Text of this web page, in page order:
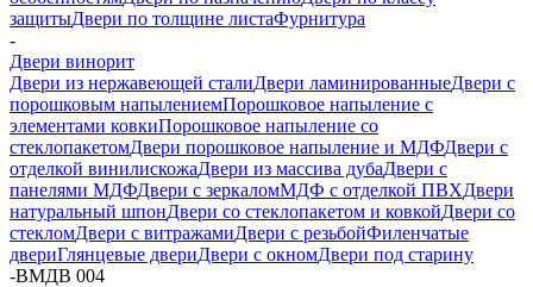
защитыДвери по толщине листаФурнитура
-
Двери винорит
Двери из нержавеющей сталиДвери ламинированныеДвери с
порошковым напылениемПорошковое напыление с
элементами ковкиПорошковое напыление со
стеклопакетомДвери порошковое напыление и МДФДвери с
отделкой винилискожаДвери из массива дубаДвери с
панелями МДФДвери с зеркаломМДФ с отделкой ПВХДвери
натуральный шпонДвери со стеклопакетом и ковкойДвери со
стекломДвери с витражамиДвери с резьбойФиленчатые
двериГлянцевые двериДвери с окномДвери под старину
-ВМДВ 004